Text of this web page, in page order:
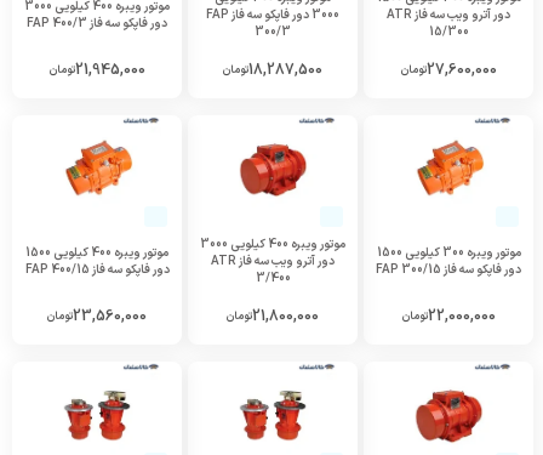
دور آترو ویب سه فاز ATR
15/300
27,600,000تومان
3000 دور فاپکو سه فاز FAP
300/3
18,287,500تومان
موتور ویبره 400 کیلویی 3000
دور فاپکو سه فاز FAP 400/3
21,945,000تومان
موتور ویبره 300 کیلویی 1500
دور فاپکو سه فاز FAP 300/15
22,000,000تومان
موتور ویبره 400 کیلویی 3000
دور آترو ویب سه فاز ATR
3/400
21,800,000تومان
موتور ویبره 400 کیلویی 1500
دور فاپکو سه فاز FAP 400/15
23,560,000تومان